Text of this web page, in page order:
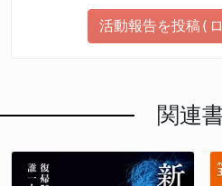
活動報告を投稿(
関連